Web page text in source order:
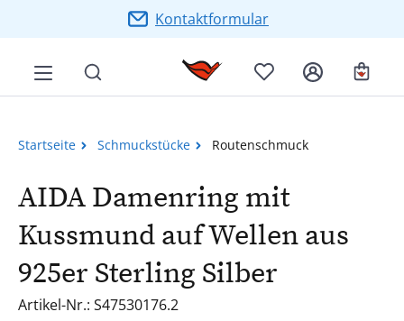
Zum Hauptinhalt springenKontaktformular
Startseite Schmuckstücke Routenschmuck
AIDA Damenring mit
Kussmund auf Wellen aus
925er Sterling Silber
Artikel-Nr.: S47530176.2